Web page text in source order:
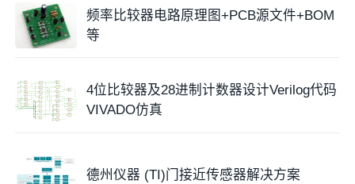
频率比较器电路原理图+PCB源文件+BOM
等
4位比较器及28进制计数器设计Verilog代码
VIVADO仿真
德州仪器 (TI)门接近传感器解决方案